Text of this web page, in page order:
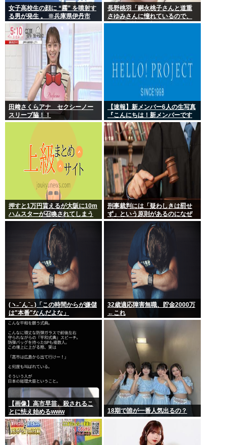
女子高校生の顔に “霧” を噴射す
る男が発生 。 ※兵庫県伊丹市
長野桃羽「嗣永桃子さんと道重
さゆみさんに憧れているので、
ふたりの憧れの部分をぎゅっと
田﨑さくらアナ セクシーノー
スリーブ脇！！
【速報】新メンバー6人の生写真
『こんにちは！新メンバーです
☆』
押すと1万円貰えるが大阪に10m
ハムスターが召喚されてしまう
ボタン
刑事裁判には「疑わしきは罰せ
ず」という原則があるのになぜ
「性交の同意がなかった」とい
う確かめようが無いもので有罪
になるの？
(ヽ˶ ᷇ ん ᷆ ˵ )「この時間からが嫌儲
は"本番"なんだよな」
32歳適応障害無職、貯金2000万
←これ
【画像】高市早苗、殺されるこ
とに怯え始めるwww
18期で誰が一番人気出るの？